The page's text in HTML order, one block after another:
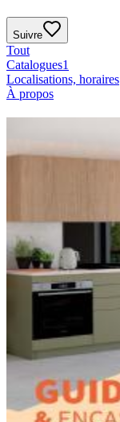
Suivre
Tout
Catalogues1
Localisations, horaires
À propos